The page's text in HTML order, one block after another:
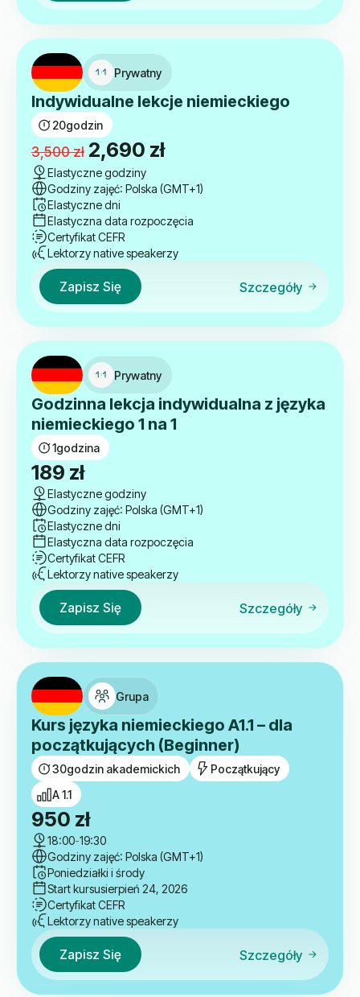
Prywatny
Indywidualne lekcje niemieckiego
20godzin
3,500zł Pierwotna
cena
wynosiła:
3,500 zł.
2,690 złAktualna
wynosi:
2,690 zł.
Elastyczne godziny
Godziny zajęć: Polska (GMT+1)
Elastyczne dni
Elastyczna data rozpoczęcia
Certyfikat CEFR
Lektorzy native speakerzy
Zapisz Się Szczegóły
Prywatny
Godzinna lekcja indywidualna z języka
niemieckiego 1 na 1
1godzina
189 zł
Elastyczne godziny
Godziny zajęć: Polska (GMT+1)
Elastyczne dni
Elastyczna data rozpoczęcia
Certyfikat CEFR
Lektorzy native speakerzy
Zapisz Się Szczegóły
Grupa
Kurs języka niemieckiego A1.1 – dla
początkujących (Beginner)
30godzin akademickich
Początkujący
A 1.1
950 zł
18:00-19:30
Godziny zajęć: Polska (GMT+1)
Poniedziałki i środy
Start kursusierpień 24, 2026
Certyfikat CEFR
Lektorzy native speakerzy
Zapisz Się Szczegóły